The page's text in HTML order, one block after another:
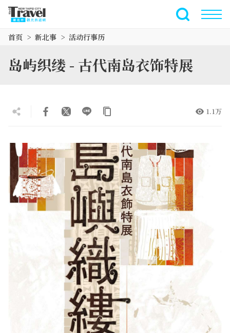
全文搜索
首页 新北事 活动行事历
岛屿织缕 - 古代南岛衣饰特展
1.1万